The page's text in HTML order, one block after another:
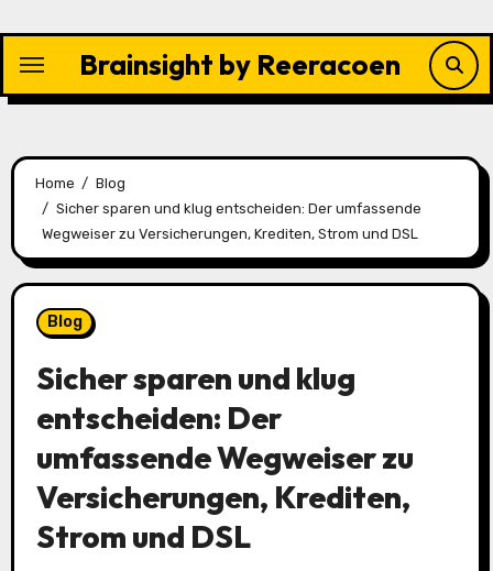
content
Brainsight by Reeracoen
Home
Blog
Sicher sparen und klug entscheiden: Der umfassende
Wegweiser zu Versicherungen, Krediten, Strom und DSL
Blog
Sicher sparen und klug
entscheiden: Der
umfassende Wegweiser zu
Versicherungen, Krediten,
Strom und DSL